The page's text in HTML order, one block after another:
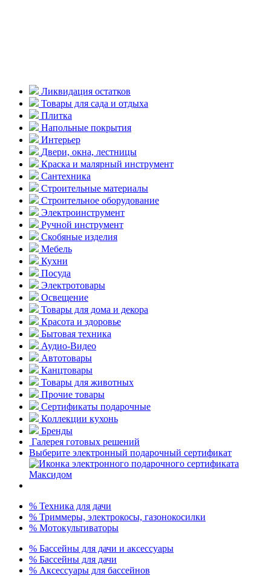
Ликвидация остатков
Товары для сада и отдыха
Плитка
Напольные покрытия
Интерьер
Двери, окна, лестницы
Краска и малярный инструмент
Сантехника
Строительные материалы
Строительное оборудование
Электроинструмент
Ручной инструмент
Скобяные изделия
Мебель
Кухни
Посуда
Электротовары
Освещение
Товары для дома и декора
Красота и здоровье
Бытовая техника
Аудио-Видео
Автотовары
Канцтовары
Товары для животных
Прочие товары
Сертификаты подарочные
Коллекции кухонь
Бренды
Галерея готовых решений
Выберите электронный подарочный сертификат
% Техника для дачи
% Триммеры, электрокосы, газонокосилки
% Мотокультиваторы
% Бассейны для дачи и аксессуары
% Бассейны для дачи
% Аксессуары для бассейнов